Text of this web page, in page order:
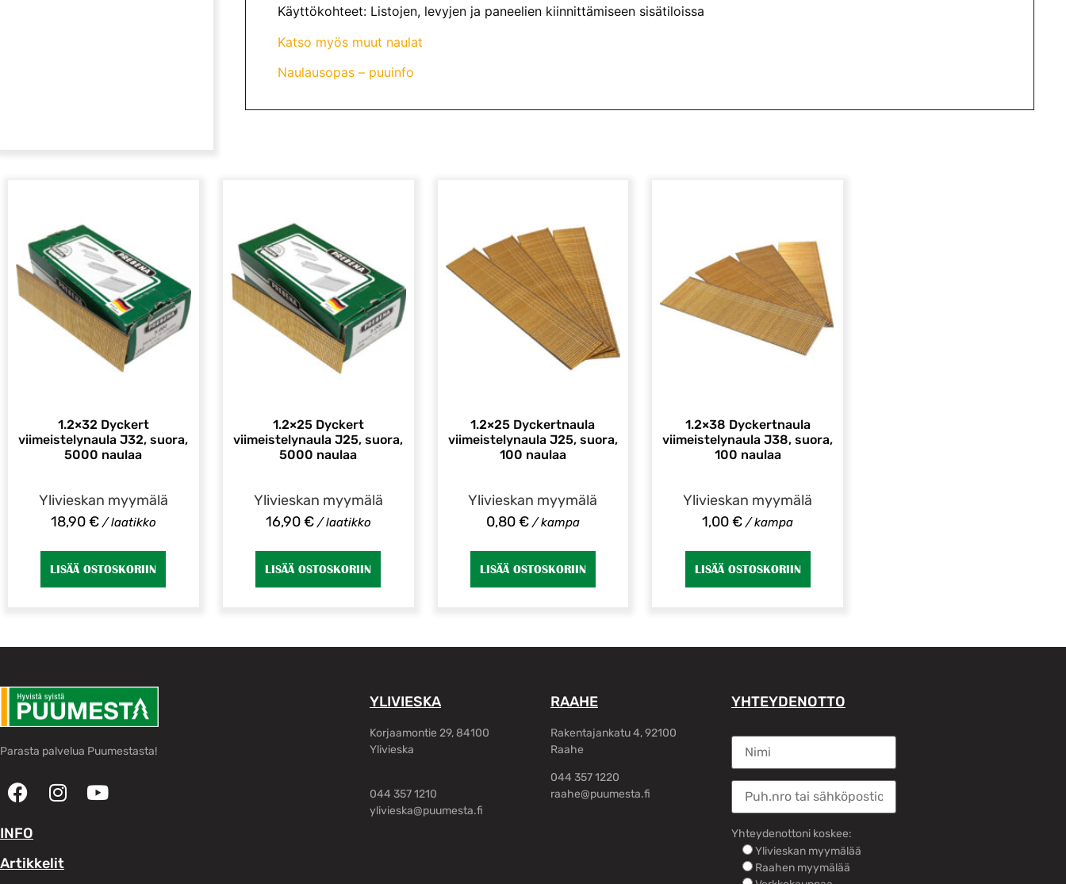
Käyttökohteet: Listojen, levyjen ja paneelien kiinnittämiseen sisätiloissa
Katso myös muut naulat
Naulausopas – puuinfo
1.2×32 Dyckert
viimeistelynaula J32, suora,
5000 naulaa
Ylivieskan myymälä
18,90€/ laatikko
LISÄÄ OSTOSKORIIN
1.2×25 Dyckert
viimeistelynaula J25, suora,
5000 naulaa
Ylivieskan myymälä
16,90€/ laatikko
LISÄÄ OSTOSKORIIN
1.2×25 Dyckertnaula
viimeistelynaula J25, suora,
100 naulaa
Ylivieskan myymälä
0,80€/ kampa
LISÄÄ OSTOSKORIIN
1.2×38 Dyckertnaula
viimeistelynaula J38, suora,
100 naulaa
Ylivieskan myymälä
1,00€ / kampa
LISÄÄ OSTOSKORIIN
Parasta palvelua Puumestasta!
INFO
Artikkelit
YLIVIESKA
Korjaamontie 29, 84100
Ylivieska
044 357 1210
ylivieska@puumesta.fi
RAAHE
Rakentajankatu 4, 92100
Raahe
044 357 1220
raahe@puumesta.fi
YHTEYDENOTTO
Yhteydenottoni koskee:
Ylivieskan myymälää
Raahen myymälää